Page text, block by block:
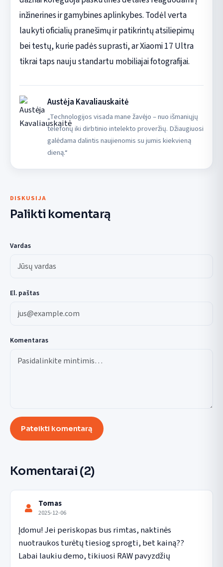
inžinerines ir gamybines aplinkybes. Todėl verta
laukyti oficialių pranešimų ir patikrintų atsiliepimų
bei testų, kurie padės suprasti, ar Xiaomi 17 Ultra
tikrai taps nauju standartu mobiliajai fotografijai.
Austėja Kavaliauskaitė
„Technologijos visada mane žavėjo – nuo išmaniųjų
telefonų iki dirbtinio intelekto proveržių. Džiaugiuosi
galėdama dalintis naujienomis su jumis kiekvieną
dieną.“
DISKUSIJA
Palikti komentarą
Vardas
El. paštas
Komentaras
Pateikti komentarą
Komentarai (2)
Tomas
2025-12-06
Įdomu! Jei periskopas bus rimtas, naktinės
nuotraukos turėtų tiesiog sprogti, bet kainą??
Labai laukiu demo, tikiuosi RAW pavyzdžių